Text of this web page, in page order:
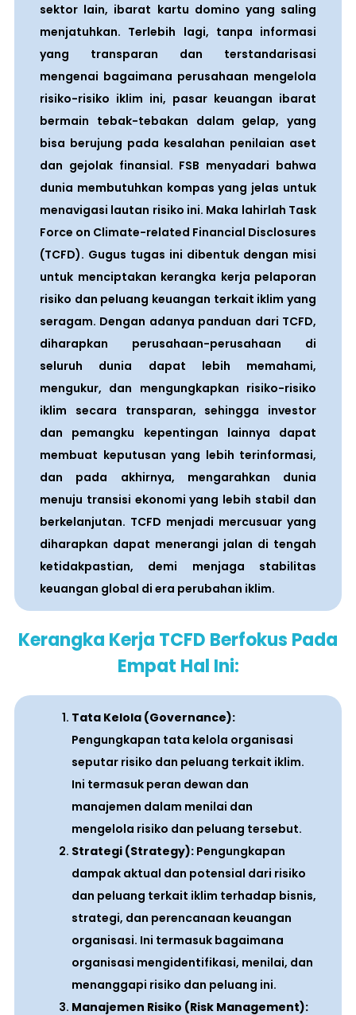
sektor lain, ibarat kartu domino yang saling
menjatuhkan. Terlebih lagi, tanpa informasi
yang transparan dan terstandarisasi
mengenai bagaimana perusahaan mengelola
risiko-risiko iklim ini, pasar keuangan ibarat
bermain tebak-tebakan dalam gelap, yang
bisa berujung pada kesalahan penilaian aset
dan gejolak finansial. FSB menyadari bahwa
dunia membutuhkan kompas yang jelas untuk
menavigasi lautan risiko ini. Maka lahirlah Task
Force on Climate-related Financial Disclosures
(TCFD). Gugus tugas ini dibentuk dengan misi
untuk menciptakan kerangka kerja pelaporan
risiko dan peluang keuangan terkait iklim yang
seragam. Dengan adanya panduan dari TCFD,
diharapkan perusahaan-perusahaan di
seluruh dunia dapat lebih memahami,
mengukur, dan mengungkapkan risiko-risiko
iklim secara transparan, sehingga investor
dan pemangku kepentingan lainnya dapat
membuat keputusan yang lebih terinformasi,
dan pada akhirnya, mengarahkan dunia
menuju transisi ekonomi yang lebih stabil dan
berkelanjutan. TCFD menjadi mercusuar yang
diharapkan dapat menerangi jalan di tengah
ketidakpastian, demi menjaga stabilitas
keuangan global di era perubahan iklim.
Kerangka Kerja TCFD Berfokus Pada
Empat Hal Ini:
Tata Kelola (Governance):
Pengungkapan tata kelola organisasi
seputar risiko dan peluang terkait iklim.
Ini termasuk peran dewan dan
manajemen dalam menilai dan
mengelola risiko dan peluang tersebut.
Strategi (Strategy): Pengungkapan
dampak aktual dan potensial dari risiko
dan peluang terkait iklim terhadap bisnis,
strategi, dan perencanaan keuangan
organisasi. Ini termasuk bagaimana
organisasi mengidentifikasi, menilai, dan
menanggapi risiko dan peluang ini.
Manajemen Risiko (Risk Management):